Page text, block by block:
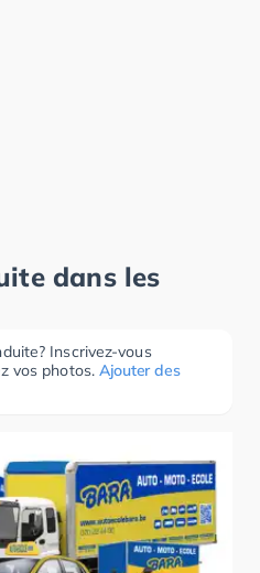
dans les
Inscrivez-vous
vos photos. Ajouter des